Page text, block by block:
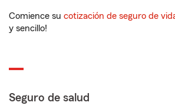
Comience su cotización de seguro de
y sencillo!
Seguro de salud